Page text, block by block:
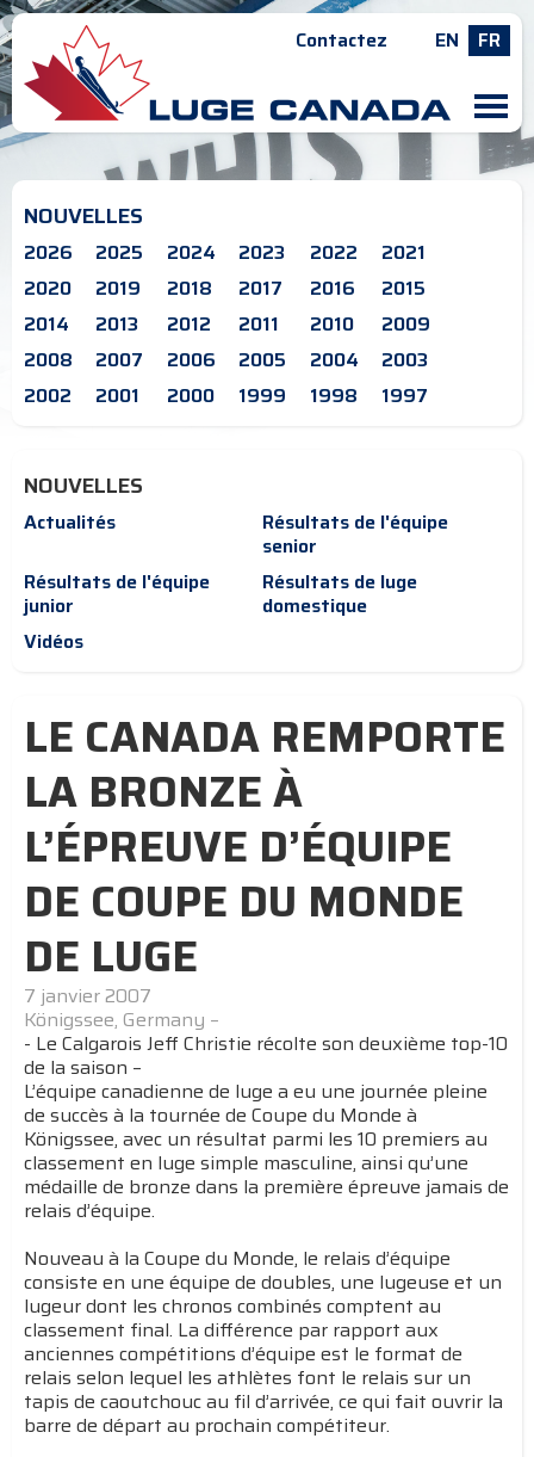
Contactez EN FR
M
NOUVELLES
2026 2025 2024 2023 2022
2021
2020
2019 2018 2017 2016
2015
2014
2013 2012 2011 2010
2009
2008
2007 2006 2005 2004
2003
2002
2001 2000 1999 1998 1997
NOUVELLES
Actualités
Résultats de l'équipe
senior
Résultats de l'équipe
junior
Résultats de luge
domestique
Vidéos
LE CANADA REMPORTE
LA BRONZE À
L’ÉPREUVE D’ÉQUIPE
DE COUPE DU MONDE
DE LUGE
7 janvier 2007
Königssee, Germany –
- Le Calgarois Jeff Christie récolte son deuxième top-10
de la saison –
L’équipe canadienne de luge a eu une journée pleine
de succès à la tournée de Coupe du Monde à
Königssee, avec un résultat parmi les 10 premiers au
classement en luge simple masculine, ainsi qu’une
médaille de bronze dans la première épreuve jamais de
relais d’équipe.
Nouveau à la Coupe du Monde, le relais d’équipe
consiste en une équipe de doubles, une lugeuse et un
lugeur dont les chronos combinés comptent au
classement final. La différence par rapport aux
anciennes compétitions d’équipe est le format de
relais selon lequel les athlètes font le relais sur un
tapis de caoutchouc au fil d’arrivée, ce qui fait ouvrir la
barre de départ au prochain compétiteur.